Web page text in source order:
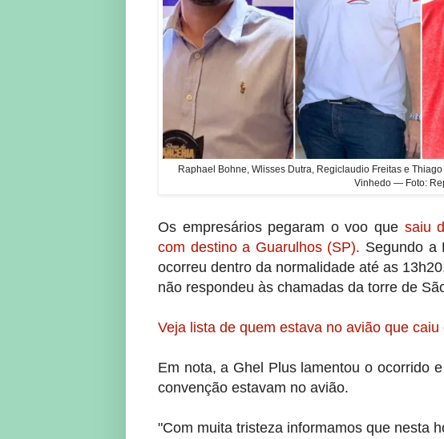
Raphael Bohne, Wlisses Dutra, Regiclaudio Freitas e
Vinhedo — Foto:
Os empresários pegaram o voo que saiu
com destino a Guarulhos (SP). Segundo a
ocorreu dentro da normalidade até as
não respondeu às chamadas da torre de
Veja lista de quem estava no avião que caiu
Em nota, a Ghel Plus lamentou o ocorrido
convenção estavam no avião.
"Com muita tristeza informamos que nesta